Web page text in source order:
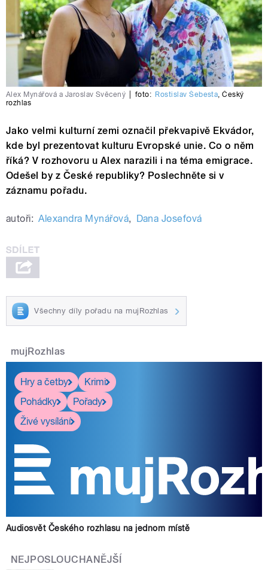
Alex Mynářová a Jaroslav Svěcený foto: Rostislav Šebesta,Český
rozhlas
Jako velmi kulturní zemi označil překvapivě Ekvádor,
kde byl prezentovat kulturu Evropské unie. Co o něm
říká? V rozhovoru u Alex narazili i na téma emigrace.
Odešel by z České republiky? Poslechněte si v
záznamu pořadu.
autoři: Alexandra Mynářová, Dana Josefová
Všechny díly pořadu na mujRozhlas
mujRozhlas
Hry a četby
Krimi
Pohádky
Pořady
Živé vysílání
Audiosvět Českého rozhlasu na jednom místě
NEJPOSLOUCHANĚJŠÍ